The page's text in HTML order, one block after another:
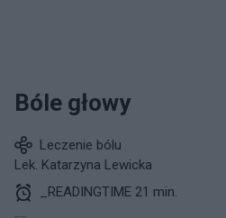
Bóle głowy
Leczenie bólu
Lek. Katarzyna Lewicka
_READINGTIME 21 min.